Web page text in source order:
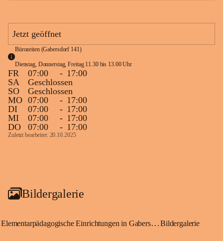
Jetzt geöffnet
Bürozeiten (Gabersdorf 141)
Dienstag, Donnerstag, Freitag 11.30 bis 13.00 Uhr
FR 07:00 - 17:00
SA
Geschlossen
SO
Geschlossen
MO 07:00 - 17:00
DI
07:00 - 17:00
MI
07:00 - 17:00
DO
07:00 - 17:00
Zuletzt bearbeitet: 20.10.2025
Bildergalerie
Elementarpädagogische Einrichtungen in GabersdorfBildergalerie